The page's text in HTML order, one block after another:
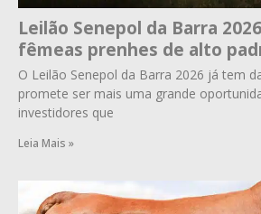
Leilão Senepol da Barra
fêmeas prenhes de alto
O Leilão Senepol da Barra 2026 já tem
promete ser mais uma grande
investidores que
Leia Mais »